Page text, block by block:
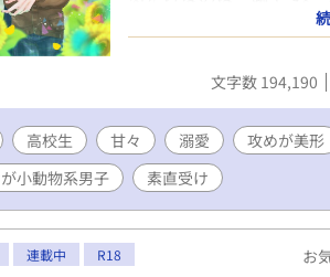
と図太いです。 ※他サイ
文字数 194,190
高校生 甘々 溺愛 攻めが美形
小動物系男子
素直受け
連載中 R18 お